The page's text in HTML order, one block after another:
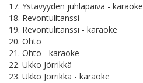
17. Ystävyyden juhlapäivä - karaoke
18. Revontulitanssi
19. Revontulitanssi - karaoke
20. Ohto
21. Ohto - karaoke
22. Ukko Jörrikkä
23. Ukko Jörrikkä - karaoke